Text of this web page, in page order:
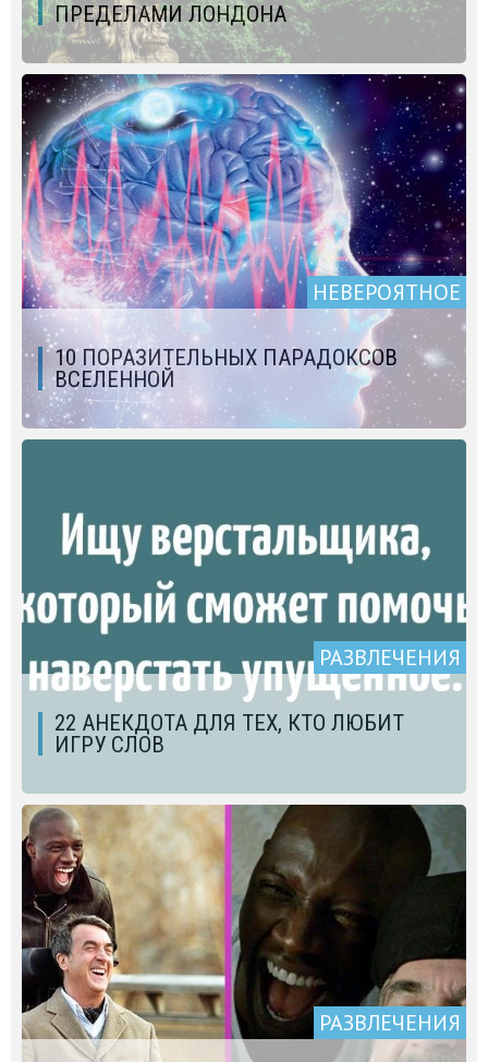
ПРЕДЕЛАМИ ЛОНДОНА
НЕВЕРОЯТНОЕ
10 ПОРАЗИТЕЛЬНЫХ ПАРАДОКСОВ
ВСЕЛЕННОЙ
РАЗВЛЕЧЕНИЯ
22 АНЕКДОТА ДЛЯ ТЕХ, КТО ЛЮБИТ
ИГРУ СЛОВ
РАЗВЛЕЧЕНИЯ